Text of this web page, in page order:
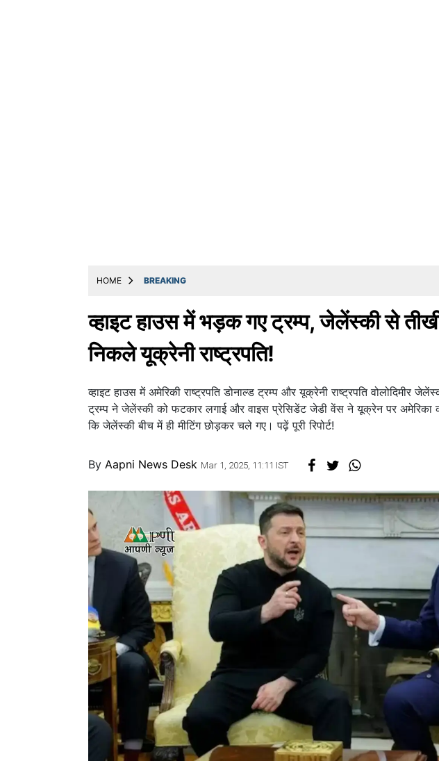
HOME BREAKING
व्हाइट हाउस में भड़क गए ट्रम्प, जेलेंस्की से
निकले यूक्रेनी राष्ट्रपति!
व्हाइट हाउस में अमेरिकी राष्ट्रपति डोनाल्ड ट्रम्प और यूक्रेनी राष्ट्रपति वोलोदिमीर
ट्रम्प ने जेलेंस्की को फटकार लगाई और वाइस प्रेसिडेंट जेडी वेंस ने यूक्रेन पर अमेरिका
कि जेलेंस्की बीच में ही मीटिंग छोड़कर चले गए। पढ़ें पूरी रिपोर्ट!
By Aapni News Desk Mar 1, 2025, 11:11 IST